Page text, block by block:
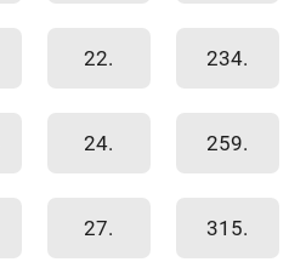
22. 234.
24. 259.
27. 315.